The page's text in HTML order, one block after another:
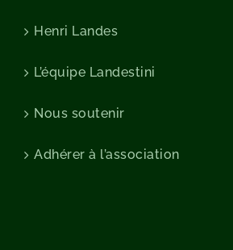
Henri Landes
L’équipe Landestini
Nous soutenir
Adhérer à l’association